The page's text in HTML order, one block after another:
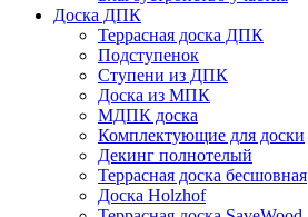
Доска ДПК
Террасная доска ДПК
Подступенок
Ступени из ДПК
Доска из МПК
МДПК доска
Комплектующие для доски
Декинг полнотелый
Террасная доска бесшовная
Доска Holzhof